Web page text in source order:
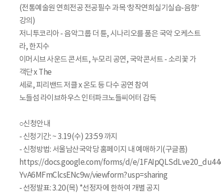
(전통예술원 연희전공 전공필수 과목 ‘창작연희실기실습-음향’
강의)
저니투코리아 - 음악그룹 더 튠, 시나리오를 품은 국악 오케스트
라, 한지수
이머시브 사운드 콘서트, 누모리 공연, 국악콘서트 - 소리꽃 가
객단 x The
세로, 피리밴드 저클 x 온도 등 다수 공연 참여
노들섬 라이브하우스 인터파크노들씨어터 감독
○신청안내
- 신청기간: ~ 3.19(수) 23:59 까지
- 신청방법: 서울남산국악당 홈페이지 내 예매하기(구글폼)
https://docs.google.com/forms/d/e/
YvA6MFmClcsENc9w/viewform?usp=sharing
- 선정발표: 3.20(목) *선정자에 한하여 개별 공지